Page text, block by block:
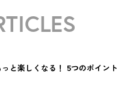
と楽しくなる！ 5つのポイント